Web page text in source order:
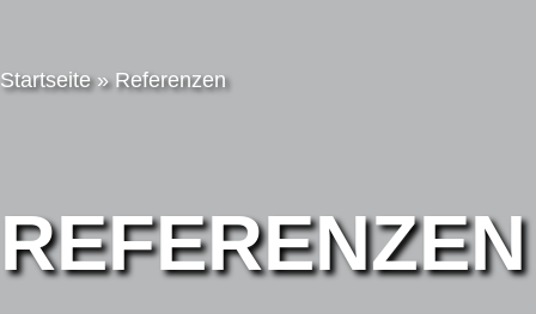
Startseite»Referenzen
REFERENZEN